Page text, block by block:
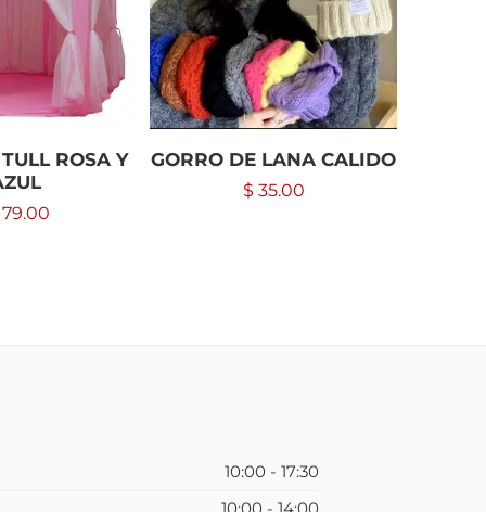
ROSA Y
GORRO DE LANA CALIDO
$ 35.00
10:00 - 17:30